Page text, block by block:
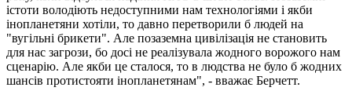
істоти володіють недоступними нам технологіями і якби
інопланетяни хотіли, то давно перетворили б людей на
"вугільні брикети". Але позаземна цивілізація не становить
для нас загрози, бо досі не реалізувала жодного ворожого нам
сценарію. Але якби це сталося, то в людства не було б жодних
шансів протистояти інопланетянам", - вважає Берчетт.